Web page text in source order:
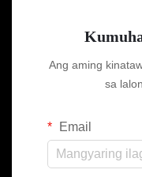
Ang aming
sa
Email